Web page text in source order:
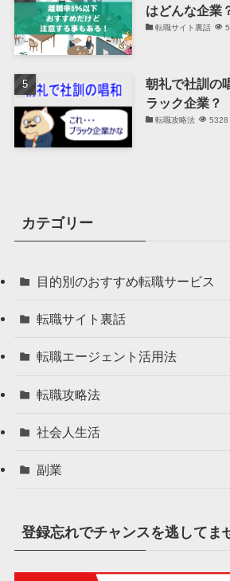
はどんな企業
転職サイト裏話
朝礼で社訓の
ラック企業？
転職攻略法 5328
カテゴリー
目的別のおすすめ転職サービス
転職サイト裏話
転職エージェント活用法
転職攻略法
社会人生活
副業
登録忘れでチャンスを逃してま